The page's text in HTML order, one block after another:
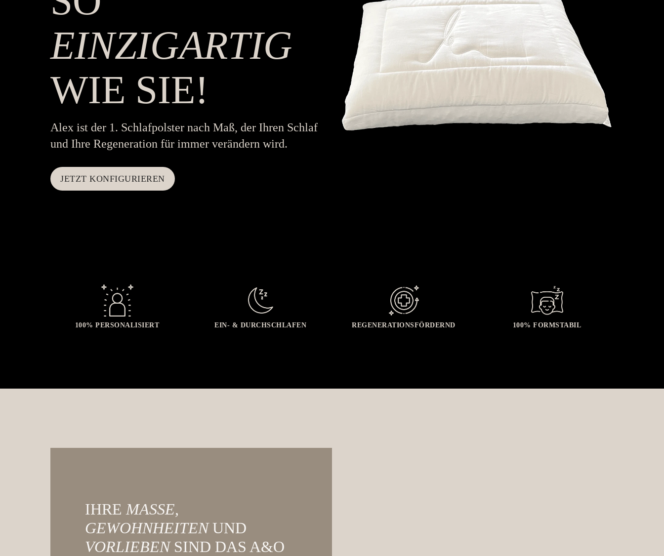
EINZIGARTIG
WIE SIE!
Alex ist der 1. Schlafpolster nach Maß, der Ihren Schlaf
und Ihre Regeneration für immer verändern wird.
JETZT KONFIGURIEREN
100% PERSONALISIERT EIN- & DURCHSCHLAFEN REGENERATIONSFÖRDERND 100% FORMSTABIL
IHRE MASSE, G
EWOHNHEITEN
UND
VORLIEBENSIND DAS A&O